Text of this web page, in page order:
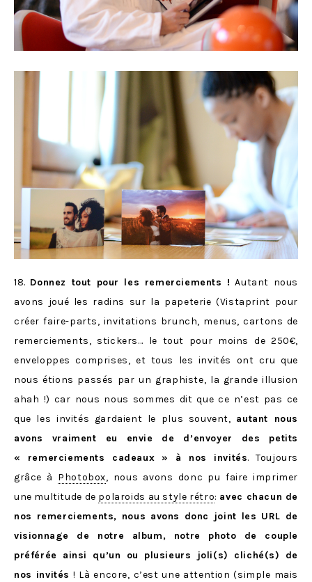
18. Donnez tout pour les remerciements ! Autant nous
avons joué les radins sur la papeterie (Vistaprint pour
créer faire-parts, invitations brunch, menus, cartons de
remerciements, stickers… le tout pour moins de 250€,
enveloppes comprises, et tous les invités ont cru que
nous étions passés par un graphiste, la grande illusion
ahah !) car nous nous sommes dit que ce n’est pas ce
que les invités gardaient le plus souvent, autant nous
avons vraiment eu envie de d’envoyer des petits
« remerciements cadeaux » à nos invités. Toujours
grâce à Photobox, nous avons donc pu faire imprimer
une multitude de polaroids au style rétro: avec chacun de
nos remerciements, nous avons donc joint les URL de
visionnage de notre album, notre photo de couple
préférée ainsi qu’un ou plusieurs joli(s) cliché(s) de
nos invités ! Là encore, c’est une attention (simple mais